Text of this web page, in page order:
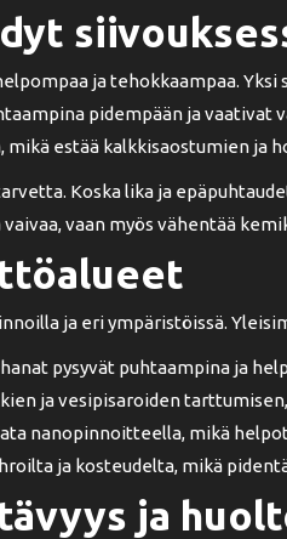
ja tehokkaampaa.
pidempään ja
estää kalkkisaostumien ja
Koska lika ja
vaivaa, vaan myös vähentää
ja eri ympäristöissä.
pysyvät puhtaampina ja
ja vesipisaroiden
nanopinnoitteella, mikä
ja kosteudelta, mikä
ja